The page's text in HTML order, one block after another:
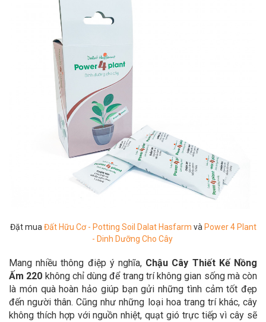
Đặt mua Đất Hữu Cơ - Potting Soil Dalat Hasfarm và Power 4 Plant
- Dinh Dưỡng Cho Cây
Mang nhiều thông điệp ý nghĩa, Chậu Cây Thiết Kế Nồng
Ấm 220 không chỉ dùng để trang trí không gian sống mà còn
là món quà hoàn hảo giúp bạn gửi những tình cảm tốt đẹp
đến người thân.Cũng như những loại hoa trang trí khác, cây
không thích hợp với nguồn nhiệt, quạt gió trực tiếp vì cây sẽ